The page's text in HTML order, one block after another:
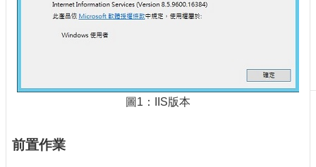
服
專
題
圖1：IIS版本
前置作業